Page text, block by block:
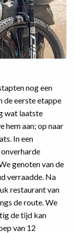
nog een
de eerste etappe
wat laatste
hem aan; op naar
In een
genoten van de
verraadde. Na
restaurant van
de route. We
de tijd kan
van 12